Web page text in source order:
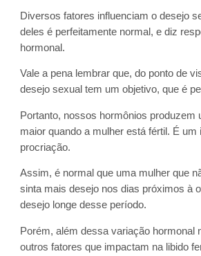
Diversos fatores influenciam o desejo
deles é perfeitamente normal, e diz
hormonal.
Vale a pena lembrar que, do ponto de
desejo sexual tem um objetivo, que é
Portanto, nossos hormônios produzem
maior quando a mulher está fértil. É um
procriação.
Assim, é normal que uma mulher que
sinta mais desejo nos dias próximos à
desejo longe desse período.
Porém, além dessa variação hormonal
outros fatores que impactam na libido